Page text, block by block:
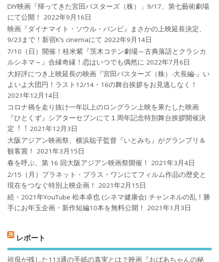
DIY映画『帰ってきた宮田バスターズ（株）」9/17、第七藝術劇場
にて公開！
2022年9月16日
映画『ダイナマイト・ソウル・バンビ』まさかの上映延長決定、
9/23まで！新宿K’s cinemaにて 2022年9月14日
7/10（日）開催！桂米紫『茨木コテン劇場～古典落語とクラシカ
ルシネマ～』合縁奇縁！恋はいつでも偶然に 2022年7月6日
大好評につき上映延長の映画『宮田バスターズ（株）-大長編-』い
よいよ大団円！ラスト12/14・16の舞台挨拶をお見逃しなく！
2021年12月14日
コロナ禍を⾛り抜け⼀年以上のロングラン上映を果たした映画
『ひとくず』シアターセブンにて１周年記念特別舞台挨拶開催決
定︕︕ 2021年12月3日
大阪アジアン映画祭、横浜聡子監督『いとみち』がグランプリ＆
観客賞！
2021年3月15日
春を呼ぶ、第 16 回大阪アジアン映画祭開催！
2021年3月4日
2/15（月）プラネット・プラス・ワンにてフィルム作品の歴史と
現在をつなぐ特別上映企画！
2021年2月15日
続・2021年YouTube 松本卓也 (シネマ健康会) チャンネルの乱！勝
手にお年玉企画・新作短編10本を無料公開！
2021年1月3日
レポート
祖母が残した113通の手紙の真実とは？映画『おばあちゃんの秘